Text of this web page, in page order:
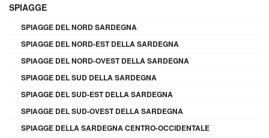
SPIAGGE
SPIAGGE DEL NORD SARDEGNA
SPIAGGE DEL NORD-EST DELLA SARDEGNA
SPIAGGE DEL NORD-OVEST DELLA SARDEGNA
SPIAGGE DEL SUD DELLA SARDEGNA
SPIAGGE DEL SUD-EST DELLA SARDEGNA
SPIAGGE DEL SUD-OVEST DELLA SARDEGNA
SPIAGGE DELLA SARDEGNA CENTRO-OCCIDENTALE